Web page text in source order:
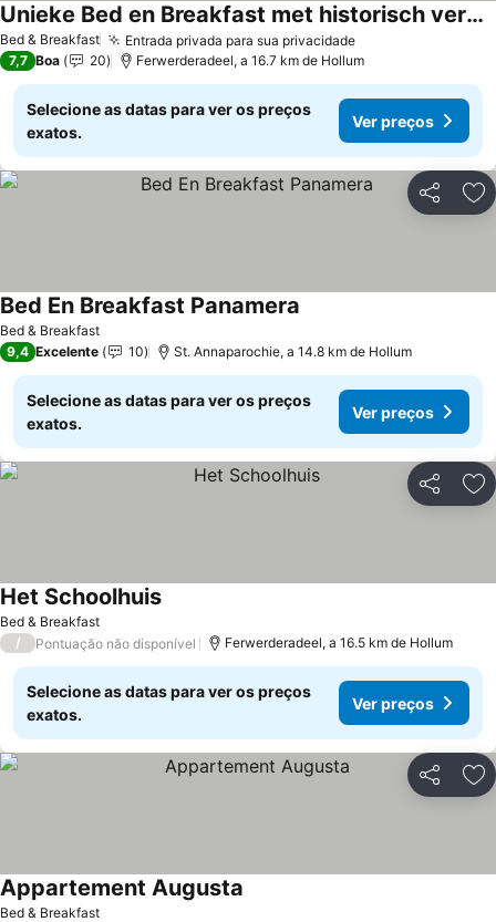
Bed & Breakfast Entrada privada para sua privacidade
Unieke Bed en Breakfast met historisch verhaal in Ferwert De K roon van Marijn
7,7 Boa 20 Ferwerderadeel, a 16.7 km de Hollum
Selecione as datas para ver os preços
exatos.
Ver preços
Partilhar
Bed & Breakfast
Bed En Breakfast Panamera
9,4 Excelente 10 St. Annaparochie, a 14.8 km de Hollum
Selecione as datas para ver os preços
exatos.
Ver preços
Partilhar
Bed & Breakfast
Het Schoolhuis
/ Pontuação não disponível Ferwerderadeel, a 16.5 km de Hollum
Selecione as datas para ver os preços
exatos.
Ver preços
Partilhar
Bed & Breakfast
Appartement Augusta